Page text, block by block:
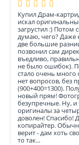
Купил Драм-
искал
загрустил :) Потом
думаю, чего? Даже
две большие
позвонил сам
въедливо,
не было ошибок).
стало очень много
нет вопросов, без
(900+400=1300).
новый прям!
безупречные. Ну, и
оригиналы за
доволен! Спасибо!
копирайтер.
верит - дам хоть
то так...